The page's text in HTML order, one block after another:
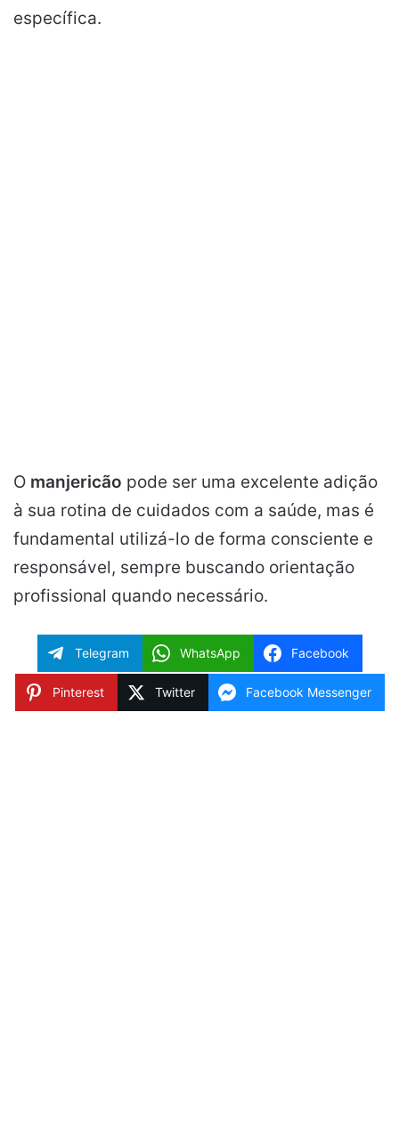
específica.
O manjericão pode ser uma excelente adição
à sua rotina de cuidados com a saúde, mas é
fundamental utilizá-lo de forma consciente e
responsável, sempre buscando orientação
profissional quando necessário.
Telegram WhatsApp Facebook
Pinterest Twitter Facebook Messenger